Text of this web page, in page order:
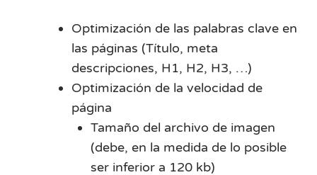
Optimización de las palabras clave en
las páginas (Título, meta
descripciones, H1, H2, H3, …)
Optimización de la velocidad de
página
Tamaño del archivo de imagen
(debe, en la medida de lo posible
ser inferior a 120 kb)